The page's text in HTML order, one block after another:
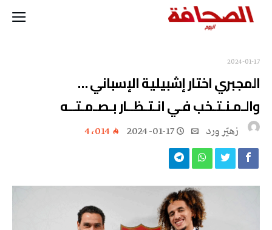
2024-01-17
المجبري اختار إشبيلية الإسباني …
والـمـنـتـخب فـي انـتـظــار بـصـمـتــه
زهيّر‭ ‬ورد 2024-01-17 4٬014